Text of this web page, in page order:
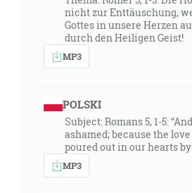
nicht zur Enttäuschung,
Gottes in unsere Herzen
durch den Heiligen Geist!
MP3
POLSKI
Subject: Romans 5, 1-5:
ashamed; because the
poured out in our hearts by
MP3